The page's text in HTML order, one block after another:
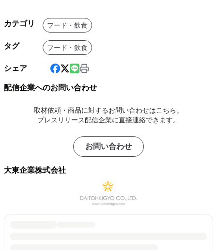
カテゴリ フード・飲食
タグ フード・飲食
シェア
配信企業へのお問い合わせ
取材依頼・商品に対するお問い合わせはこちら。
プレスリリース配信企業に直接連絡できます。
お問い合わせ
大東企業株式会社